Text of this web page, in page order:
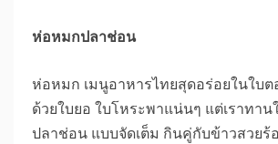
ห่อหมกปลาช่อน
ห่อหมก เมนูอาหารไทยสุดอร่อยในใบ
ด้วยใบยอ ใบโหระพาแน่นๆ แต่เราทาน
ปลาช่อน แบบจัดเต็ม กินคู่กับข้าวสวยร้